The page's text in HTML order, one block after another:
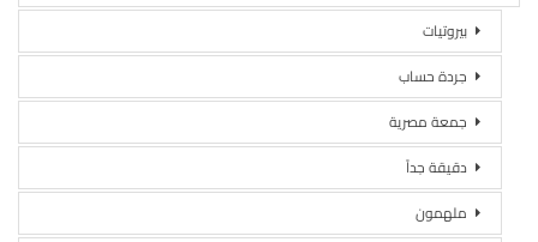
بيروتيات
جردة حساب
جمعة مصرية
دقيقة جداً
ملهمون